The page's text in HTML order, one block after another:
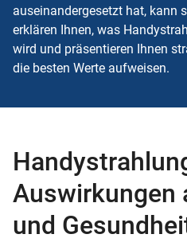
auseinandergesetzt hat, kann
erklären Ihnen, was
wird und präsentieren Ihnen
die besten Werte aufweisen.
Auswirkungen
und